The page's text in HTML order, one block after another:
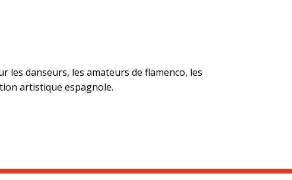
les danseurs, les amateurs de flamenco, les
artistique espagnole.